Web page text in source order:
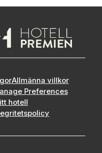
Allmänna villkor
Preferences
hotell